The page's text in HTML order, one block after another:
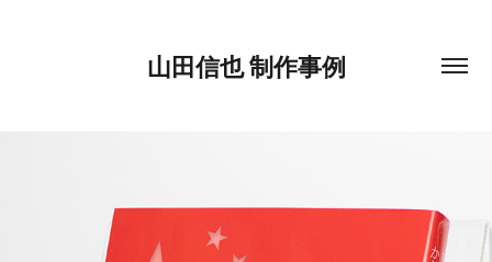
山田信也 制作事例